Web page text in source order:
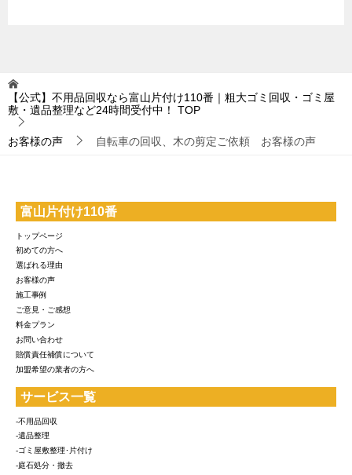
【公式】不用品回収なら富山片付け110番｜粗大ゴミ回収・ゴミ屋
敷・遺品整理など24時間受付中！
TOP
お客様の声 自転車の回収、木の剪定ご依頼 お客様の声
富山片付け110番
トップページ
初めての方へ
選ばれる理由
お客様の声
施工事例
ご意見・ご感想
料金プラン
お問い合わせ
賠償責任補償について
加盟希望の業者の方へ
サービス一覧
-不用品回収
-遺品整理
-ゴミ屋敷整理･片付け
-庭石処分・撤去